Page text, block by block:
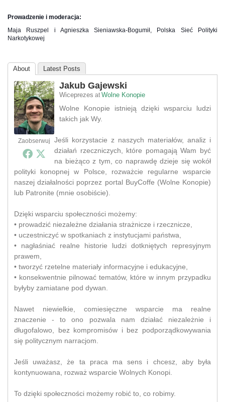
Prowadzenie i moderacja:
Maja Ruszpel i Agnieszka Sieniawska-Bogumił, Polska Sieć Polityki
Narkotykowej
About Latest Posts
Zaobserwuj
Jakub Gajewski
Wiceprezes at Wolne Konopie
Wolne Konopie istnieją dzięki wsparciu ludzi
takich jak Wy.
Jeśli korzystacie z naszych materiałów, analiz i
działań rzeczniczych, które pomagają Wam być
na bieżąco z tym, co naprawdę dzieje się wokół
polityki konopnej w Polsce, rozważcie regularne wsparcie
naszej działalności poprzez portal BuyCoffe (Wolne Konopie)
lub Patronite (mnie osobiście).
Dzięki wsparciu społeczności możemy:
• prowadzić niezależne działania strażnicze i rzecznicze,
• uczestniczyć w spotkaniach z instytucjami państwa,
• nagłaśniać realne historie ludzi dotkniętych represyjnym
prawem,
• tworzyć rzetelne materiały informacyjne i edukacyjne,
• konsekwentnie pilnować tematów, które w innym przypadku
byłyby zamiatane pod dywan.
Nawet niewielkie, comiesięczne wsparcie ma realne
znaczenie - to ono pozwala nam działać niezależnie i
długofalowo, bez kompromisów i bez podporządkowywania
się politycznym narracjom.
Jeśli uważasz, że ta praca ma sens i chcesz, aby była
kontynuowana, rozważ wsparcie Wolnych Konopi.
To dzięki społeczności możemy robić to, co robimy.